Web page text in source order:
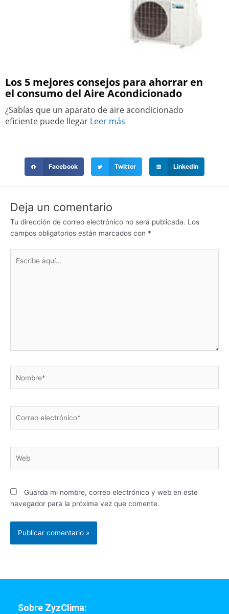
Los 5 mejores consejos para ahorrar en
el consumo del Aire Acondicionado
¿Sabías que un aparato de aire acondicionado
eficiente puede llegar Leer más
Facebook Twitter LinkedIn
Deja un comentario
Tu dirección de correo electrónico no será publicada. Los
campos obligatorios están marcados con *
aquí...
electrónico*
Guarda mi nombre, correo electrónico y web en este
navegador para la próxima vez que comente.
Sobre ZyzClima: